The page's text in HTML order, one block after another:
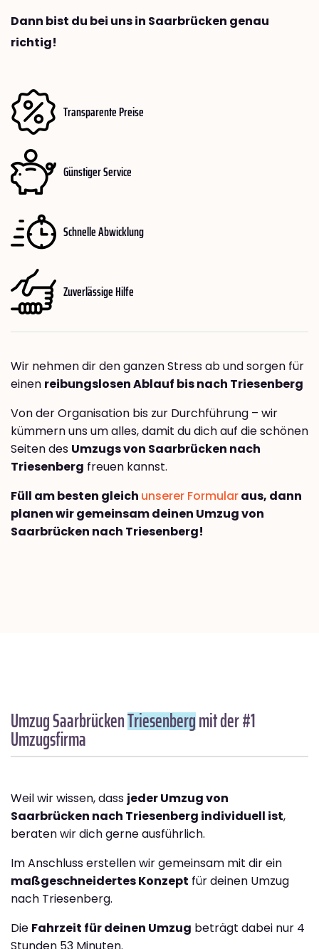
Dann bist du bei uns in Saarbrücken genau
richtig!
Transparente Preise
Günstiger Service
Schnelle Abwicklung
Zuverlässige Hilfe
Wir nehmen dir den ganzen Stress ab und sorgen für
einen reibungslosen Ablauf bis nach Triesenberg
Von der Organisation bis zur Durchführung – wir
kümmern uns um alles, damit du dich auf die schönen
Seiten des Umzugs von Saarbrücken nach
Triesenberg freuen kannst.
Füll am besten gleich unserer Formularaus, dann
planen wir gemeinsam deinen Umzug von
Saarbrücken nach Triesenberg!
Umzug SaarbrückenTriesenbergmit der #1
Umzugsfirma
Weil wir wissen, dass jeder Umzug von
Saarbrücken nach Triesenberg individuell ist,
beraten wir dich gerne ausführlich.
Im Anschluss erstellen wir gemeinsam mit dir ein
maßgeschneidertes Konzept für deinen Umzug
nach Triesenberg.
Die Fahrzeit für deinen Umzug beträgt dabei nur 4